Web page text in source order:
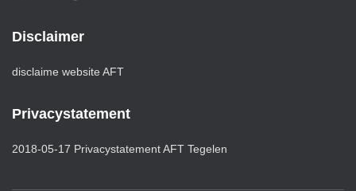
Disclaimer
disclaime website AFT
Privacystatement
2018-05-17 Privacystatement AFT Tegelen